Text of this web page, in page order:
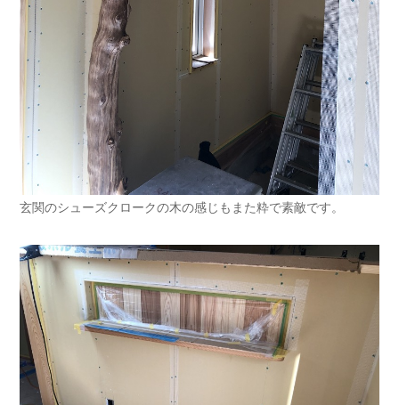
玄関のシューズクロークの木の感じもまた粋で素敵です。